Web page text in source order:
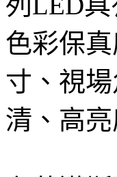
色彩保
寸、視
清、高